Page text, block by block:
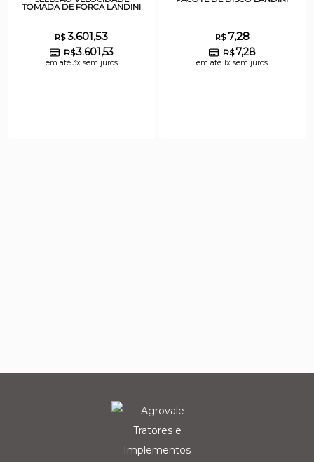
TOMADA DE FORCA LANDINI
R$3.601,53
R$3.601,53
em até 3x sem juros
R$7,28
R$7,28
em até 1x sem juros